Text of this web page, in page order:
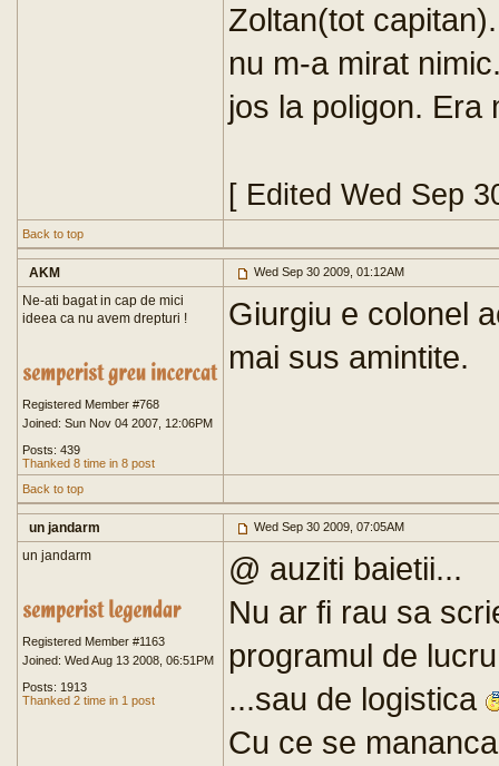
Zoltan(tot
nu m-a mirat
jos la poligon. Era
[ Edited Wed Sep
Back to top
AKM Wed Sep 30 2009, 01:12AM
Ne-ati bagat in cap de mici
ideea ca nu avem drepturi !
Registered Member #768
Joined: Sun Nov 04 2007, 12:06PM
Posts: 439
Thanked 8 time in 8 post
Giurgiu e colonel
mai sus amintite.
Back to top
un jandarm Wed Sep 30 2009, 07:05AM
un jandarm
Registered Member #1163
Joined: Wed Aug 13 2008, 06:51PM
Posts: 1913
Thanked 2 time in 1 post
@ auziti baietii...
Nu ar fi rau sa
programul de
...sau de logistica
Cu ce se